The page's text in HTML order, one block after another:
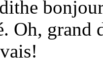
Oh,